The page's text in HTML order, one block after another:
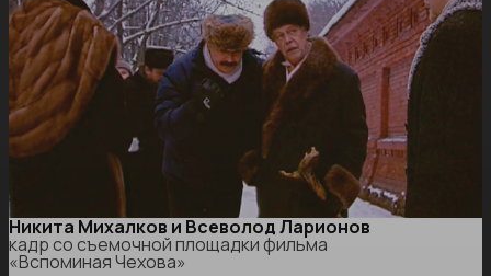
Никита Михалков и Всеволод Ларионов
кадр со съемочной площадки фильма
«Вспоминая Чехова»